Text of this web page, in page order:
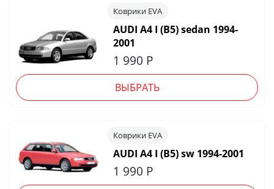
Коврики EVA
AUDI A4 I (B5) sedan 1994-
2001
1 990 Р
ВЫБРАТЬ
Коврики EVA
AUDI A4 I (B5) sw 1994-2001
1 990 Р